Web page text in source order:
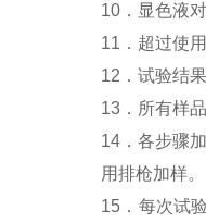
10．显色液
11．超过使
12．试验结
13．所有样
14．各步骤
用排枪加样。
15．每次试